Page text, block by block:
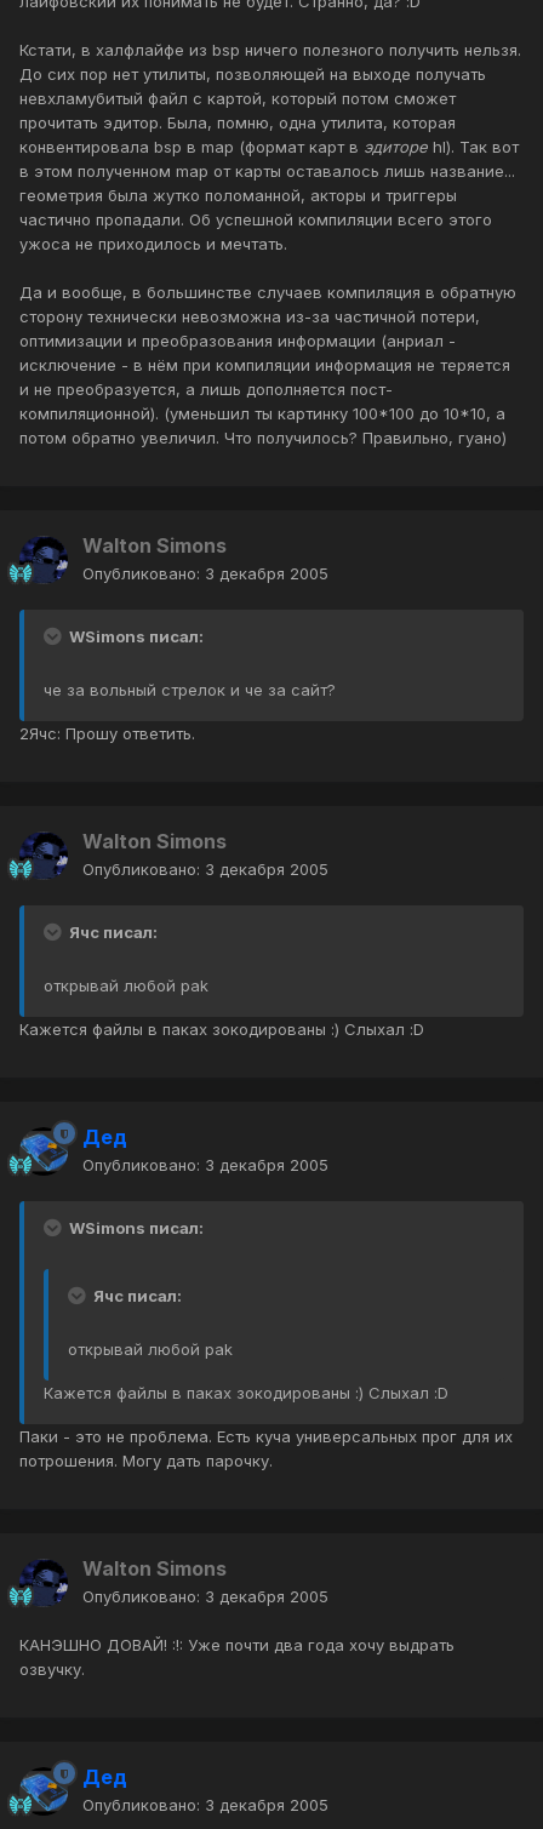
Кстати, в халфлайфе из bsp ничего полезного получить нельзя.
До сих пор нет утилиты, позволяющей на выходе получать
невхламубитый файл с картой, который потом сможет
прочитать эдитор. Была, помню, одна утилита, которая
конвентировала bsp в map (формат карт в эдиторе hl). Так вот
в этом полученном map от карты оставалось лишь название...
геометрия была жутко поломанной, акторы и триггеры
частично пропадали. Об успешной компиляции всего этого
ужоса не приходилось и мечтать.
Да и вообще, в большинстве случаев компиляция в обратную
сторону технически невозможна из-за частичной потери,
оптимизации и преобразования информации (анриал -
исключение - в нём при компиляции информация не теряется
и не преобразуется, а лишь дополняется пост-
компиляционной). (уменьшил ты картинку 100*100 до 10*10, а
потом обратно увеличил. Что получилось? Правильно, гуано)
Walton Simons
Опубликовано: 3 декабря 2005
WSimons писал:
че за вольный стрелок и че за сайт?
2Ячс: Прошу ответить.
Walton Simons
Опубликовано: 3 декабря 2005
Ячс писал:
открывай любой pak
Кажется файлы в паках зокодированы :) Слыхал :D
Дед
Опубликовано: 3 декабря 2005
WSimons писал:
Ячс писал:
открывай любой pak
Кажется файлы в паках зокодированы :) Слыхал :D
Паки - это не проблема. Есть куча универсальных прог для их
потрошения. Могу дать парочку.
Walton Simons
Опубликовано: 3 декабря 2005
КАНЭШНО ДОВАЙ! :!: Уже почти два года хочу выдрать
озвучку.
Дед
Опубликовано: 3 декабря 2005